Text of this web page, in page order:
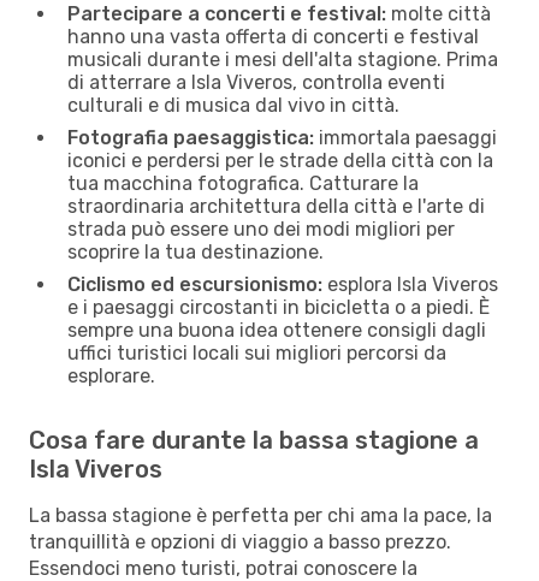
Partecipare a concerti e festival: molte città
hanno una vasta offerta di concerti e festival
musicali durante i mesi dell'alta stagione. Prima
di atterrare a Isla Viveros, controlla eventi
culturali e di musica dal vivo in città.
Fotografia paesaggistica: immortala paesaggi
iconici e perdersi per le strade della città con la
tua macchina fotografica. Catturare la
straordinaria architettura della città e l'arte di
strada può essere uno dei modi migliori per
scoprire la tua destinazione.
Ciclismo ed escursionismo: esplora Isla Viveros
e i paesaggi circostanti in bicicletta o a piedi. È
sempre una buona idea ottenere consigli dagli
uffici turistici locali sui migliori percorsi da
esplorare.
Cosa fare durante la bassa stagione a
Isla Viveros
La bassa stagione è perfetta per chi ama la pace, la
tranquillità e opzioni di viaggio a basso prezzo.
Essendoci meno turisti, potrai conoscere la